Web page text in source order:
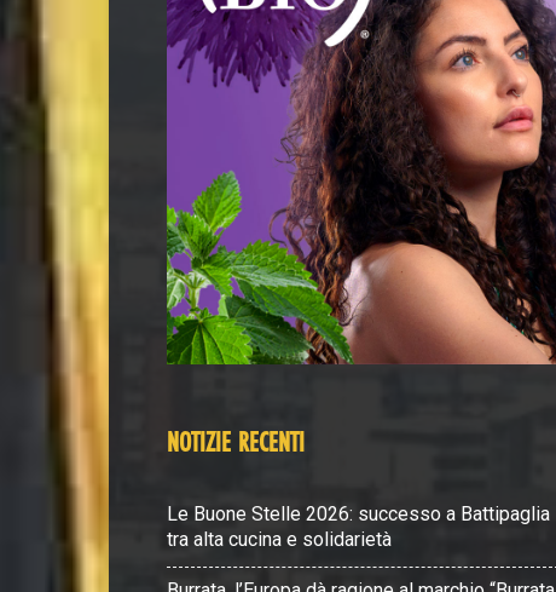
NOTIZIE RECENTI
Le Buone Stelle 2026: successo a Battipaglia
tra alta cucina e solidarietà